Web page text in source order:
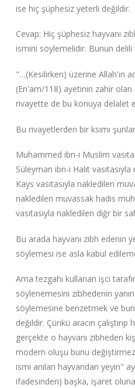
ise hiç şüphesiz yeterli değildir.
Cevap: Hiç şüphesiz hayvanı
ismini söylemelidir. Bunun delili
"…(Kesilirken) üzerine Allah'ın
(En'am/118) ayetinin zahir
rivayette de bu konuya delalet
Bu rivayetlerden bir ksımı
Muhammed ibn-i Muslim
Süleyman ibn-i Halıt
Kays vasıtasıyla nakledilen
nakledilen muvassak hadis
vasıtasıyla nakledilen diğr bir
Bu arada hayvanı zibh edenin
söylemesi ise asla kabul
Ama tezgahı kullanan işci
söylenemesini zibhedenin
söylemesine benzetmek ve
değildir. Çünkü aracın
gerçekte o hayvanı zibheden
modern oluşu bunu
ismi anılan hayvandan yeyin"
ifadesinden) başka, işaret